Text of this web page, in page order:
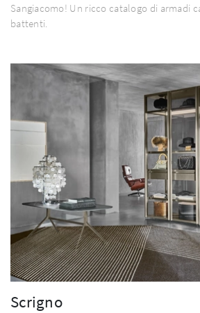
Sangiacomo! Un ricco catalogo di armadi
battenti.
Scrigno